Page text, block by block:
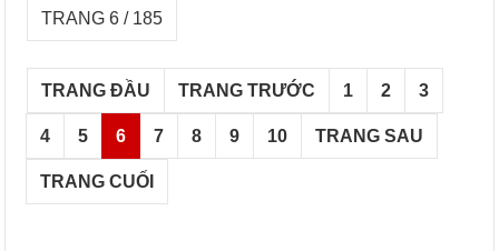
TRANG 6 / 185
TRANG ĐẦU TRANG TRƯỚC 1 2 3
4 5 6 7 8 9 10 TRANG SAU
TRANG CUỐI